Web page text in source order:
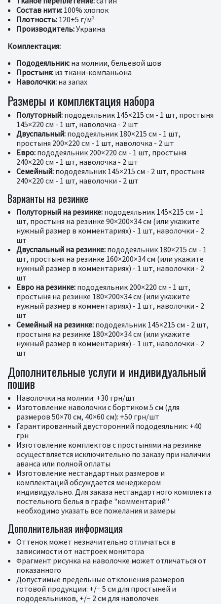
Состав нити: 100% хлопок
Плотность: 120±5 г/м²
Производитель:Украина
Комплектация:
Пододеяльник: на молнии, бельевой шов
Простыня: из ткани-компаньона
Наволочки: на запах
Размеры и комплектация набора
Полуторный: пододеяльник 145×215 см - 1 шт, простыня
145×220 см - 1 шт, наволочка - 2 шт
Двуспальный: пододеяльник 180×215 см - 1 шт,
простыня 200×220 см - 1 шт, наволочка - 2 шт
Евро: пододеяльник 200×220 см - 1 шт, простыня
240×220 см - 1 шт, наволочка - 2 шт
Семейный: пододеяльник 145×215 см - 2 шт, простыня
240×220 см - 1 шт, наволочки - 2 шт
Варианты на резинке
Полуторный на резинке: пододеяльник 145×215 см - 1
шт, простыня на резинке 90×200×34 см (или укажите
нужный размер в комментариях) - 1 шт, наволочки - 2
шт
Двуспальный на резинке: пододеяльник 180×215 см - 1
шт, простыня на резинке 160×200×34 см (или укажите
нужный размер в комментариях) - 1 шт, наволочки - 2
шт
Евро на резинке: пододеяльник 200×220 см - 1 шт,
простыня на резинке 180×200×34 см (или укажите
нужный размер в комментариях) - 1 шт, наволочки - 2
шт
Семейный на резинке: пододеяльник 145×215 см - 2 шт,
простыня на резинке 180×200×34 см (или укажите
нужный размер в комментариях) - 1 шт, наволочки - 2
шт
Дополнительные услуги и индивидуальный
пошив
Наволочки на молнии: +30 грн/шт
Изготовление наволочки с бортиком 5 см (для
размеров 50×70 см, 40×60 см): +50 грн/шт
Гарантированный двусторонний пододеяльник: +40
грн
Изготовление комплектов с простынями на резинке
осуществляется исключительно по заказу при наличии
аванса или полной оплаты
Изготовление нестандартных размеров и
комплектаций обсуждается менеджером
индивидуально. Для заказа нестандартного комплекта
постельного белья в графе "комментарий"
необходимо указать все пожелания и замеры
Дополнительная информация
Оттенок может незначительно отличаться в
зависимости от настроек монитора
Фрагмент рисунка на наволочке может отличаться от
показанного
Допустимые предельные отклонения размеров
готовой продукции: +/− 5 см для простыней и
пододеяльников, +/− 2 см для наволочек